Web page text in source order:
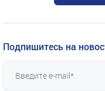
Подпишитесь на